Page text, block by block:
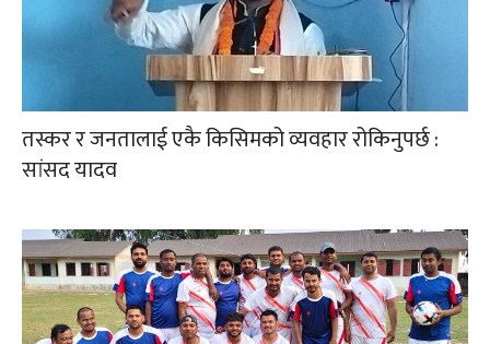
तस्कर र जनतालाई एकै किसिमको व्यवहार रोकिनुपर्छ :
सांसद यादव